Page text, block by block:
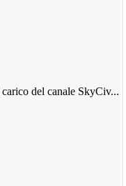
del canale SkyCiv...